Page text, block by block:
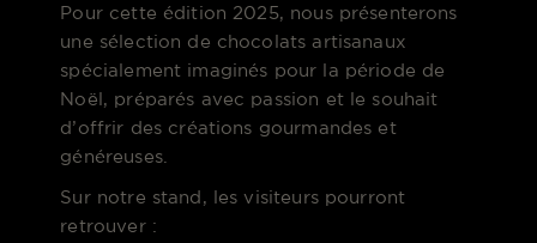
Pour cette édition 2025, nous présenterons
une sélection de chocolats artisanaux
spécialement imaginés pour la période de
Noël, préparés avec passion et le souhait
d’offrir des créations gourmandes et
généreuses.
Sur notre stand, les visiteurs pourront
retrouver :